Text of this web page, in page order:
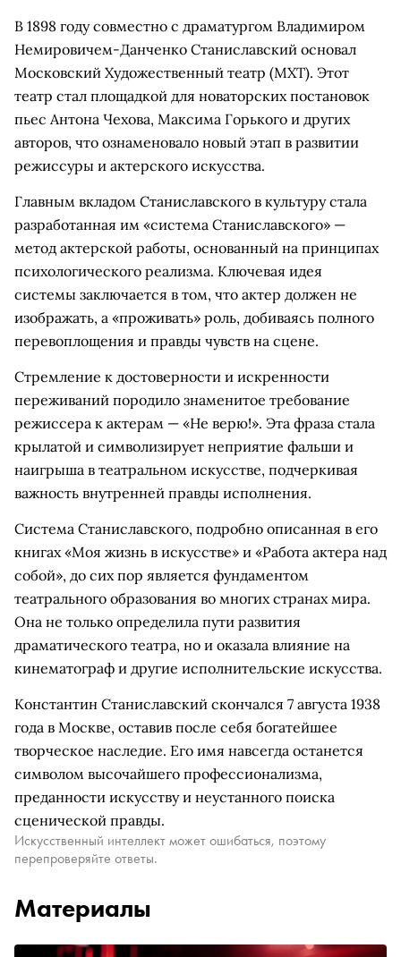
В 1898 году совместно с драматургом Владимиром
Немировичем-Данченко Станиславский основал
Московский Художественный театр (МХТ). Этот
театр стал площадкой для новаторских постановок
пьес Антона Чехова, Максима Горького и других
авторов, что ознаменовало новый этап в развитии
режиссуры и актерского искусства.
Главным вкладом Станиславского в культуру стала
разработанная им «система Станиславского» —
метод актерской работы, основанный на принципах
психологического реализма. Ключевая идея
системы заключается в том, что актер должен не
изображать, а «проживать» роль, добиваясь полного
перевоплощения и правды чувств на сцене.
Стремление к достоверности и искренности
переживаний породило знаменитое требование
режиссера к актерам — «Не верю!». Эта фраза стала
крылатой и символизирует неприятие фальши и
наигрыша в театральном искусстве, подчеркивая
важность внутренней правды исполнения.
Система Станиславского, подробно описанная в его
книгах «Моя жизнь в искусстве» и «Работа актера над
собой», до сих пор является фундаментом
театрального образования во многих странах мира.
Она не только определила пути развития
драматического театра, но и оказала влияние на
кинематограф и другие исполнительские искусства.
Константин Станиславский скончался 7 августа 1938
года в Москве, оставив после себя богатейшее
творческое наследие. Его имя навсегда останется
символом высочайшего профессионализма,
преданности искусству и неустанного поиска
сценической правды.
Искусственный интеллект может ошибаться, поэтому
перепроверяйте ответы.
Материалы